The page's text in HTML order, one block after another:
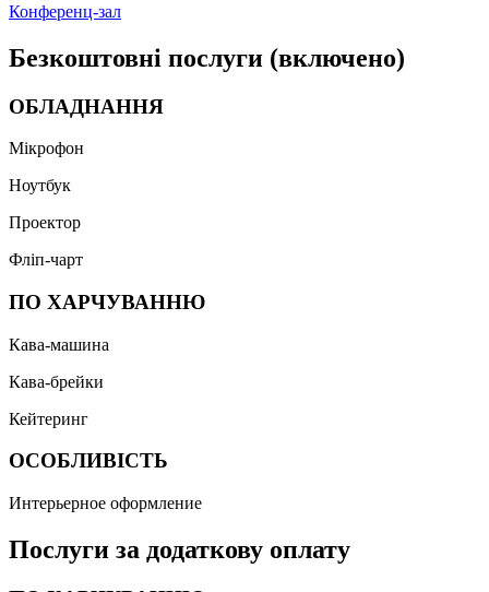
Конференц-зал
Безкоштовні послуги (включено)
ОБЛАДНАННЯ
Мікрофон
Ноутбук
Проектор
Фліп-чарт
ПО ХАРЧУВАННЮ
Кава-машина
Кава-брейки
Кейтеринг
ОСОБЛИВІСТЬ
Интерьерное оформление
Послуги за додаткову оплату